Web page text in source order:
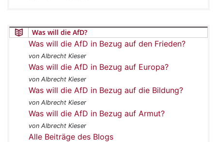
Was will die AfD?
Was will die AfD in Bezug auf den Frieden?
von Albrecht Kieser
Was will die AfD in Bezug auf Europa?
von Albrecht Kieser
Was will die AfD in Bezug auf die Bildung?
von Albrecht Kieser
Was will die AfD in Bezug auf Armut?
von Albrecht Kieser
Alle Beiträge des Blogs